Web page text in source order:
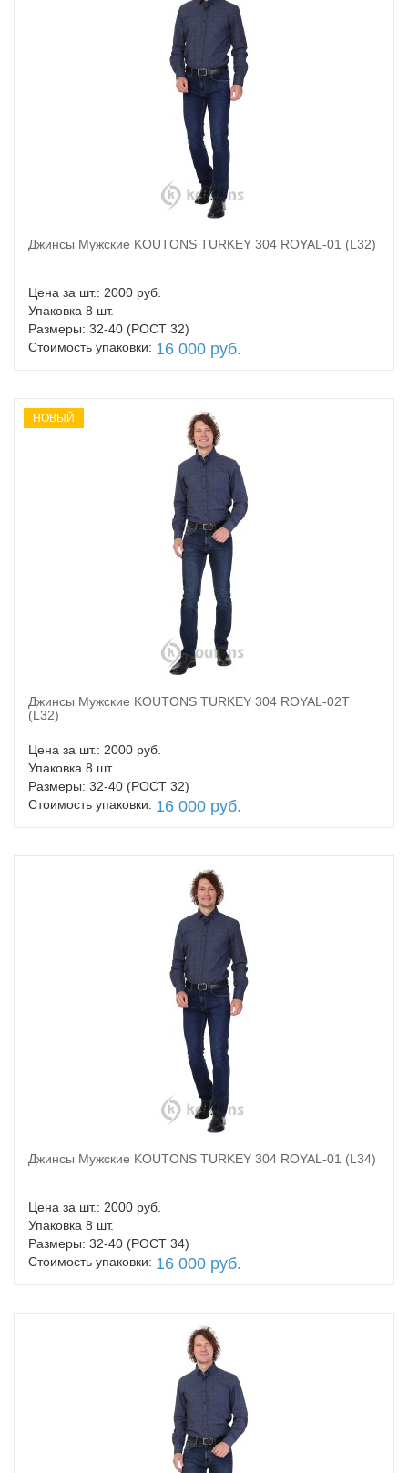
В корзину
Джинсы Мужские KOUTONS TURKEY 304 ROYAL-01 (L32)
Цена за шт.: 2000 руб.
Упаковка 8 шт.
Размеры: 32-40 (РОСТ 32)
Стоимость упаковки: 16 000 руб.
В корзину
НОВЫЙ
Джинсы Мужские KOUTONS TURKEY 304 ROYAL-02T
(L32)
Цена за шт.: 2000 руб.
Упаковка 8 шт.
Размеры: 32-40 (РОСТ 32)
Стоимость упаковки: 16 000 руб.
В корзину
Джинсы Мужские KOUTONS TURKEY 304 ROYAL-01 (L34)
Цена за шт.: 2000 руб.
Упаковка 8 шт.
Размеры: 32-40 (РОСТ 34)
Стоимость упаковки: 16 000 руб.